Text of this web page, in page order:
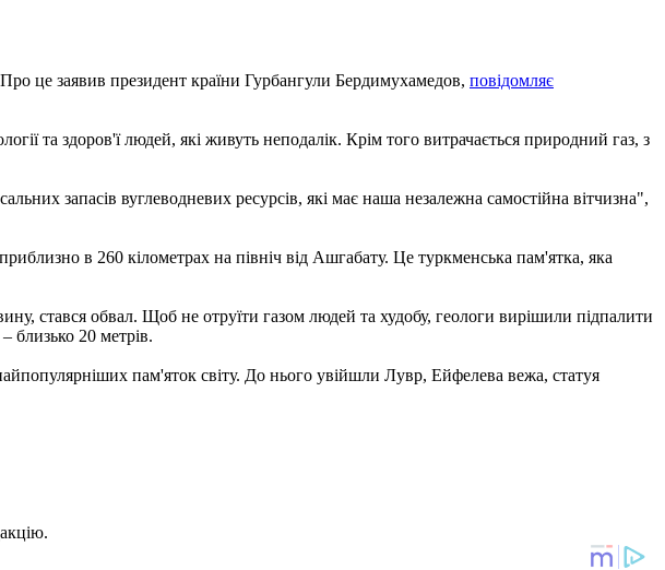
це заявив президент країни Гурбангули Бердимухамедов, повідомляє
та здоров'ї людей, які живуть неподалік. Крім того витрачається природний газ, з
запасів вуглеводневих ресурсів, які має наша незалежна самостійна вітчизна",
в 260 кілометрах на північ від Ашгабату. Це туркменська пам'ятка, яка
стався обвал. Щоб не отруїти газом людей та худобу, геологи вирішили підпалити
близько 20 метрів.
пам'яток світу. До нього увійшли Лувр, Ейфелева вежа, статуя